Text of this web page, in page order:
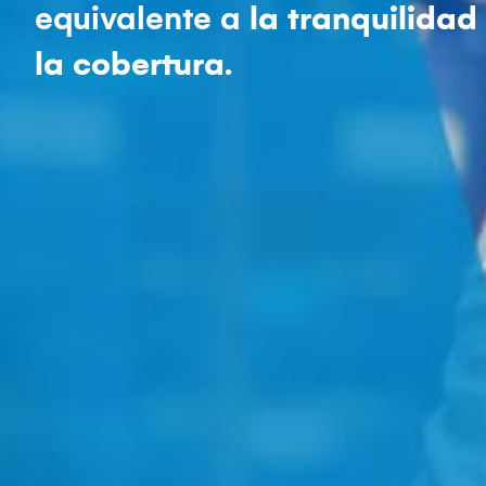
equivalente a la tranquilidad
la cobertura.